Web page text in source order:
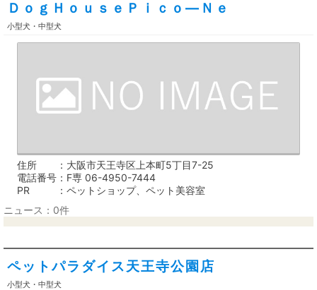
ＤｏｇＨｏｕｓｅＰｉｃｏ―Ｎｅ
小型犬・中型犬
住所
大阪市天王寺区上本町5丁目7-25
電話番号
F専 06-4950-7444
PR
ペットショップ、ペット美容室
ニュース：0件
ペットパラダイス天王寺公園店
小型犬・中型犬